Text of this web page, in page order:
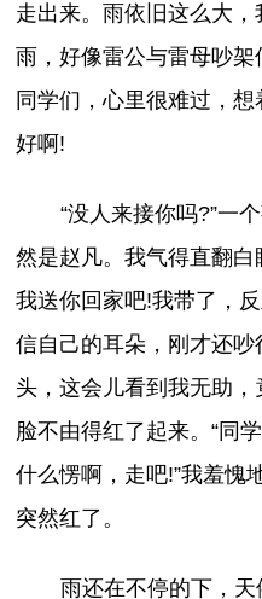
走出来。雨依旧这么大
雨，好像雷公与雷母吵
同学们，心里很难过，
好啊!
“没人来接你吗?”一
然是赵凡。我气得直翻白
我送你回家吧!我带了，
信自己的耳朵，刚才还
头，这会儿看到我无助
脸不由得红了起来。“同
什么愣啊，走吧!”我羞愧
突然红了。
雨还在不停的下，